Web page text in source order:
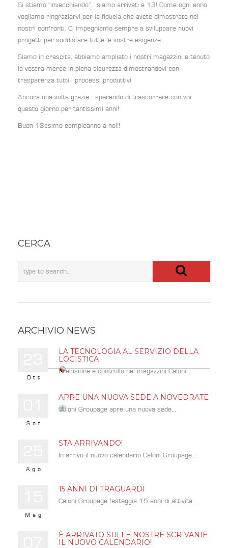
Si stiamo “invecchiando”… siamo arrivati a 13! Come ogni anno
vogliamo ringraziarvi per la fiducia che avete dimostrato nei
nostri confronti. Ci impegniamo sempre a sviluppare nuovi
progetti per soddisfare tutte le vostre esigenze.
Siamo in crescita, abbiamo ampliato i nostri magazzini e tenuto
la vostra merce in piena sicurezza dimostrandovi con
trasparenza tutti i processi produttivi.
Ancora una volta grazie… sperando di trascorrere con voi
questo giorno per tantissimi anni!
Buon 13esimo compleanno a noi!!
CERCA
ARCHIVIO NEWS
Ott
LA TECNOLOGIA AL SERVIZIO DELLA
LOGISTICA
Precisione e controllo nei magazzini Caloni...
Set
APRE UNA NUOVA SEDE A NOVEDRATE
Caloni Groupage apre una nuova sede...
Ago
STA ARRIVANDO!
In arrivo il nuovo calendario Caloni Groupage...
Mag
15 ANNI DI TRAGUARDI
Caloni Groupage festeggia 15 anni di attività:...
È ARRIVATO SULLE NOSTRE SCRIVANIE
IL NUOVO CALENDARIO!